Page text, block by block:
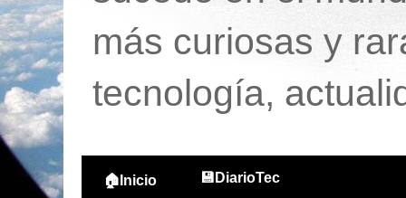
más curiosas y
tecnología,
🏠Inicio 💾DiarioTec